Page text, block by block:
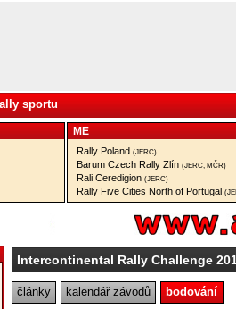
sportu
ME
Rally Poland (JERC)
Barum Czech Rally Zlín (JERC, MČR)
Rali Ceredigion (JERC)
Rally Five Cities North of Portugal
Intercontinental Rally Challenge
články kalendář závodů bodování